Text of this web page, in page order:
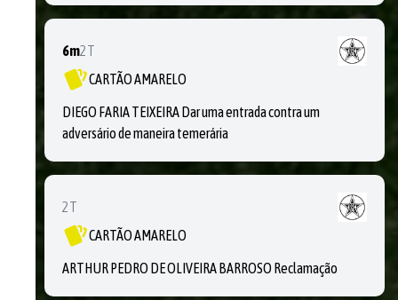
6m2T
CARTÃO AMARELO
DIEGO FARIA TEIXEIRA Dar uma entrada contra um
adversário de maneira temerária
2T
CARTÃO AMARELO
ARTHUR PEDRO DE OLIVEIRA BARROSO Reclamação